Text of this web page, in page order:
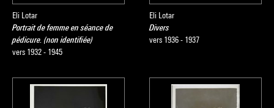
Eli Lotar
Portrait de femme en séance de
pédicure. (non identifiée)
vers 1932 - 1945
Eli Lotar
Divers
vers 1936 - 1937